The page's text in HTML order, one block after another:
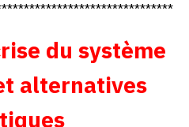
du système
alternatives